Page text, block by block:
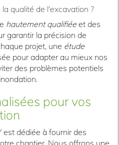
qualité de l'excavation ?
hautement qualifiéeet des
garantir la précision de
projet, une étude
pour adapter au mieux nos
des problèmes potentiels
pour vos
est dédiée à fournir des
chantier. Nous offrons une